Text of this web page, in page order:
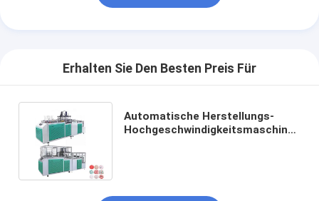
Erhalten Sie Den Besten Preis Für
Automatische Herstellungs-
Hochgeschwindigkeitsmaschinen